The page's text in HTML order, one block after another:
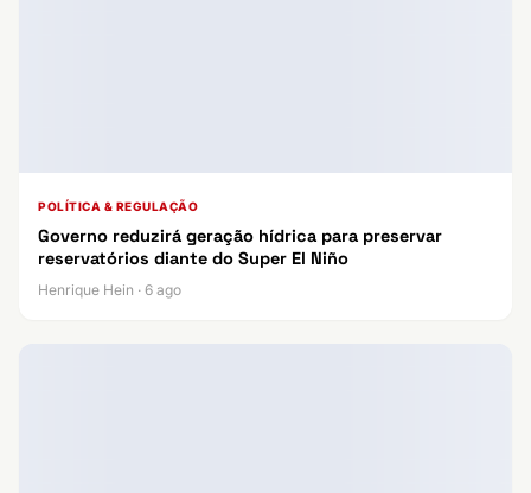
POLÍTICA & REGULAÇÃO
Governo reduzirá geração hídrica para preservar
reservatórios diante do Super El Niño
Henrique Hein · 6 ago